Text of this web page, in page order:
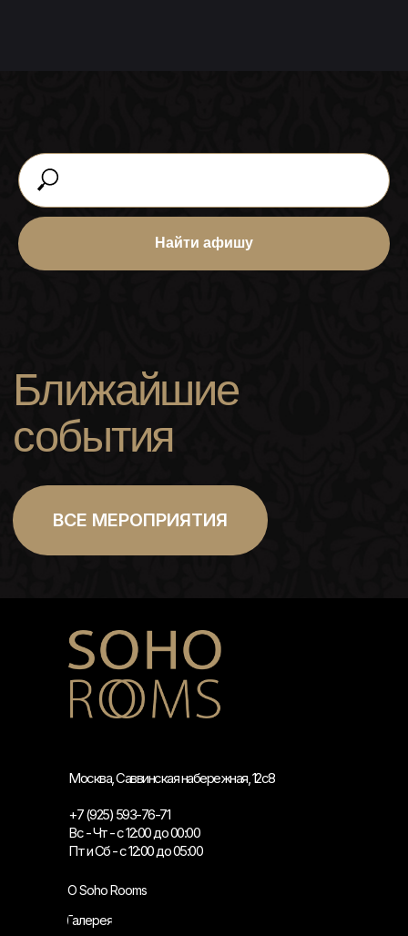
Найти афишу
Москва, Саввинская набережная, 12с8
+7 (925) 593-76-71
Вс - Чт - с 12:00 до 00:00
Пт и Сб - с 12:00 до 05:00
О Soho Rooms
Галерея